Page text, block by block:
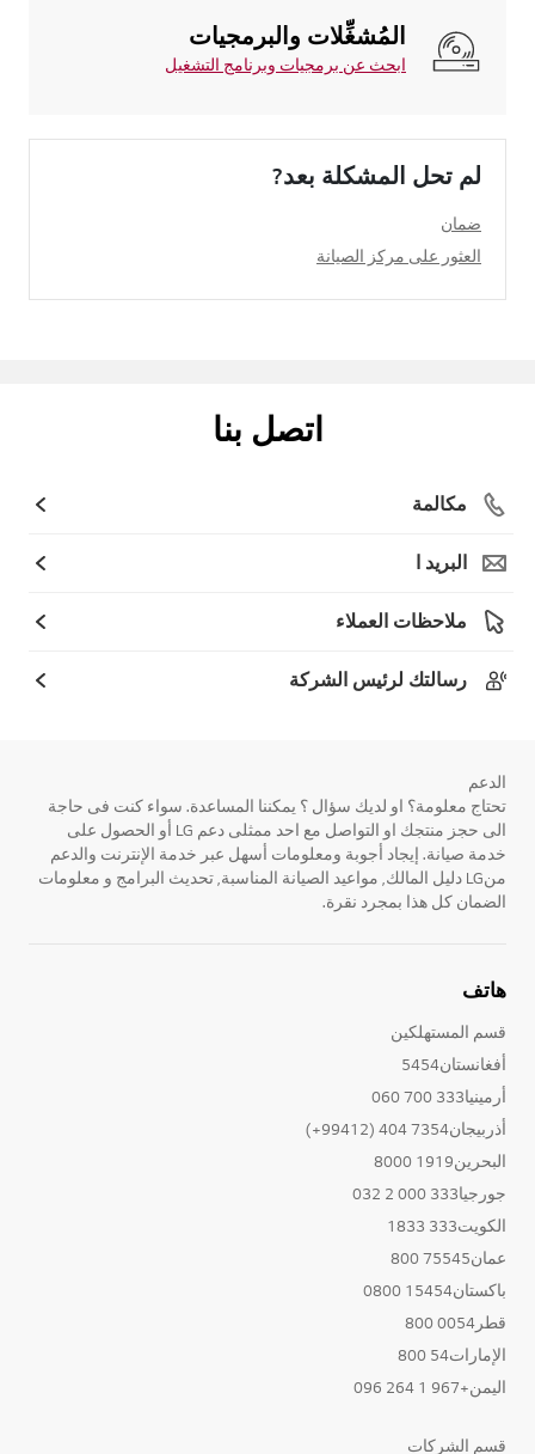
المُشغِّلات والبرمجيات
ابحث عن برمجيات وبرنامج التشغيل
لم تحل المشكلة بعد?
ضمان
العثور على مركز الصيانة
اتصل بنا
مكالمة
البريد ا
ملاحظات العملاء
رسالتك لرئيس الشركة
الدعم
تحتاج معلومة؟ او لديك سؤال ؟ يمكننا المساعدة. سواء كنت فى حاجة
الى حجز منتجك او التواصل مع احد ممثلى دعم LG أو الحصول على
خدمة صيانة. إيجاد أجوبة ومعلومات أسهل عبر خدمة الإنترنت والدعم
منLG دليل المالك, مواعيد الصيانة المناسبة, تحديث البرامج و معلومات
الضمان كل هذا بمجرد نقرة.
هاتف
قسم المستهلكين
أفغانستان5454
أرمينيا333 700 060
أذربيجان7354 404 (99412+)
البحرين1919 8000
جورجيا333 000 2 032
الكويت333 1833
عمان75545 800
باكستان15454 0800
قطر0054 800
الإمارات54 800
اليمن+967 1 264 096
قسم الشركات